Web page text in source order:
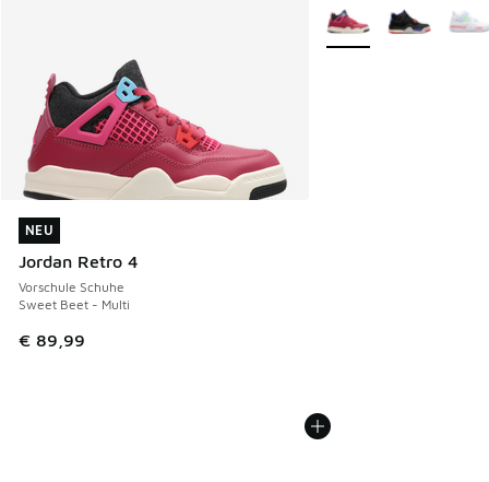
NEU
Jordan Retro 4
Vorschule Schuhe
Sweet Beet - Multi
€ 89,99
NEU
Weitere Farben